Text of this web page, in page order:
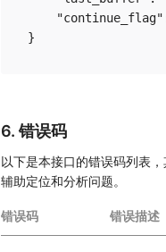
6. 错误码
以下是本接口的错误码列表
辅助定位和分析问题。
错误码 错误描述